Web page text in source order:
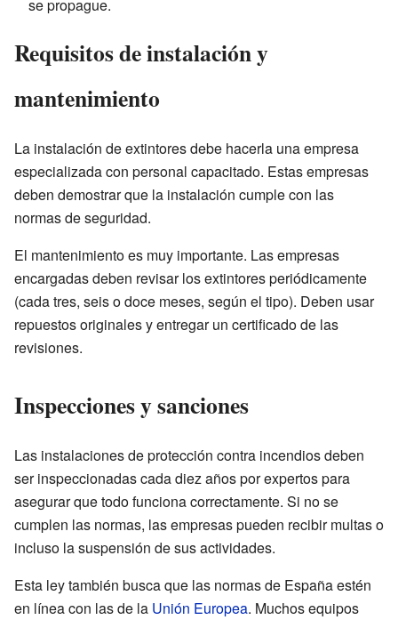
se propague.
Requisitos de instalación y
mantenimiento
La instalación de extintores debe hacerla una empresa
especializada con personal capacitado. Estas empresas
deben demostrar que la instalación cumple con las
normas de seguridad.
El mantenimiento es muy importante. Las empresas
encargadas deben revisar los extintores periódicamente
(cada tres, seis o doce meses, según el tipo). Deben usar
repuestos originales y entregar un certificado de las
revisiones.
Inspecciones y sanciones
Las instalaciones de protección contra incendios deben
ser inspeccionadas cada diez años por expertos para
asegurar que todo funciona correctamente. Si no se
cumplen las normas, las empresas pueden recibir multas o
incluso la suspensión de sus actividades.
Esta ley también busca que las normas de España estén
en línea con las de la Unión Europea. Muchos equipos